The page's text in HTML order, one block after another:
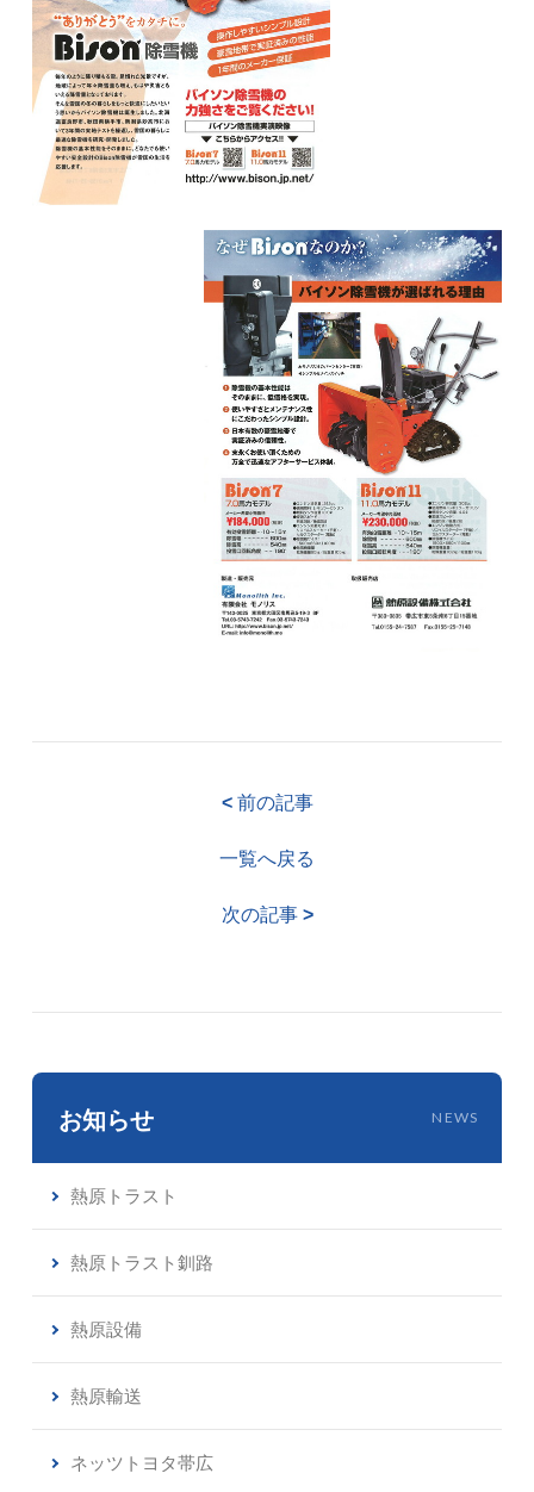
< 前の記事
一覧へ戻る
次の記事>
お知らせ NEWS
熱原トラスト
熱原トラスト釧路
熱原設備
熱原輸送
ネッツトヨタ帯広